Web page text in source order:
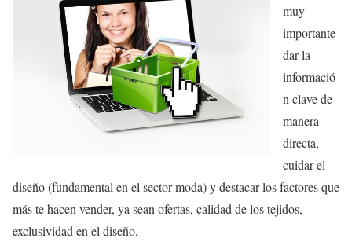
muy
importante
dar la
informació
n clave de
manera
directa,
cuidar el
diseño (fundamental en el sector moda) y destacar los factores que
más te hacen vender, ya sean ofertas, calidad de los tejidos,
exclusividad en el diseño,